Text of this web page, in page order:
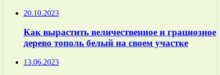
20.10.2023
Как вырастить величественное и грациозное
дерево тополь белый на своем участке
13.06.2023